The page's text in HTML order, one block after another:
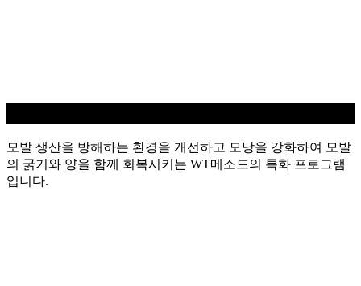
모발 생산을 방해하는 환경을 개선하고 모낭을 강화하여 모발
의 굵기와 양을 함께 회복시키는 WT메소드의 특화 프로그램
입니다.